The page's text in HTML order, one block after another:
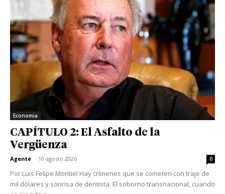
Economia
CAPÍTULO 2: El Asfalto de la
Vergüenza
Agente - 10 agosto 2026 0
Por Luis Felipe Montiel Hay crímenes que se cometen con traje de
mil dólares y sonrisa de dentista. El soborno transnacional, cuando